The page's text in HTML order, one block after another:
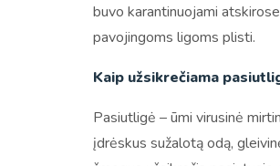
buvo karantinuojami
pavojingoms ligoms plisti.
Kaip užsikrečiama
Pasiutligė – ūmi virusinė
įdrėskus sužalotą odą,